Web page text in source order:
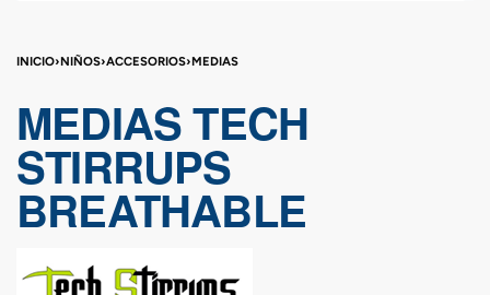
INICIO›NIÑOS›ACCESORIOS›MEDIAS
MEDIAS TECH
STIRRUPS
BREATHABLE